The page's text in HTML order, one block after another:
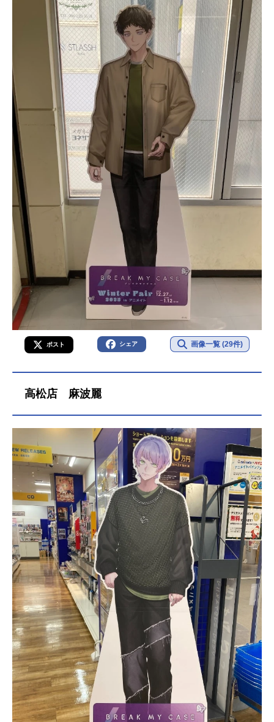
ポスト シェア 画像一覧 (29件)
高松店 麻波麗